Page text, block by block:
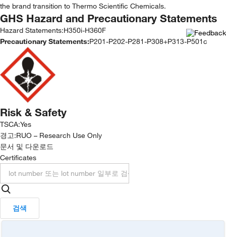
the brand transition to Thermo Scientific Chemicals.
GHS Hazard and Precautionary Statements
Hazard Statements:H350i-H360F
Precautionary Statements:P201-P202-P281-P308+P313-P501c
Risk & Safety
TSCA:Yes
경고:RUO – Research Use Only
문서 및 다운로드
Certificates
검색